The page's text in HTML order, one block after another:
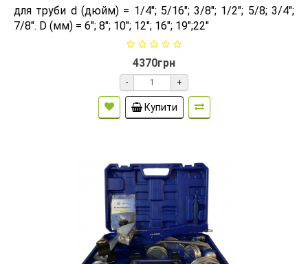
для труби d (дюйм) = 1/4"; 5/16"; 3/8"; 1/2"; 5/8; 3/4";
7/8". D (мм) = 6"; 8"; 10"; 12"; 16"; 19";22"
4370грн
- +
Купити